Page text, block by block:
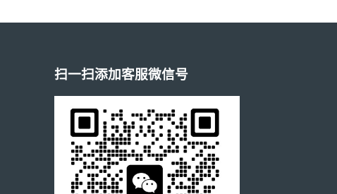
扫一扫添加客服微信号